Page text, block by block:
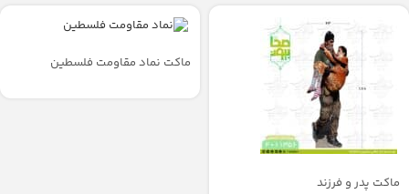
ماکت پدر و فرزند
ماکت نماد مقاومت فلسطین